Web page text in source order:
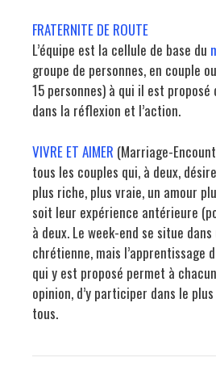
FRATERNITE DE ROUTE
L’équipe est la cellule de base du
groupe de personnes, en couple
15 personnes) à qui il est
dans la réflexion et l’action.
VIVRE ET AIMER (Marriage-
tous les couples qui, à deux,
plus riche, plus vraie, un amour
soit leur expérience antérieure
à deux. Le week-end se situe
chrétienne, mais l’apprentissage
qui y est proposé permet à
opinion, d’y participer dans le
tous.